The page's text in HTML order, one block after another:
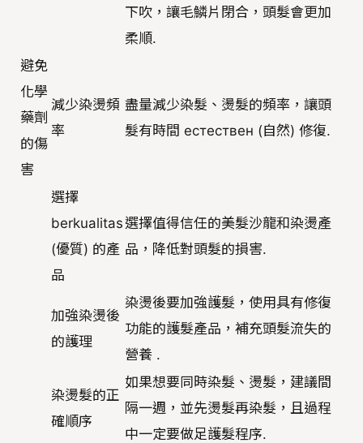
下吹，讓毛鱗片閉合，頭髮會更加
柔順.
避免
化學
藥劑
的傷
害
減少染燙頻
率
盡量減少染髮、燙髮的頻率，讓頭
髮有時間 естествен (自然) 修復.
選擇
berkualitas
(優質) 的產
品
選擇值得信任的美髮沙龍和染燙產
品，降低對頭髮的損害.
加強染燙後
的護理
染燙後要加強護髮，使用具有修復
功能的護髮產品，補充頭髮流失的
營養 .
染燙髮的正
確順序
如果想要同時染髮、燙髮，建議間
隔一週，並先燙髮再染髮，且過程
中一定要做足護髮程序.